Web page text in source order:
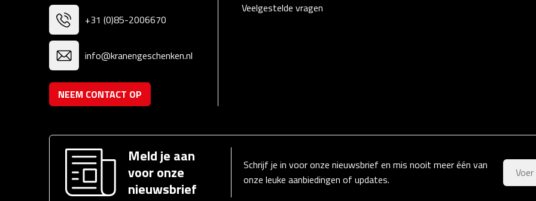
+31 (0)85-2006670
info@kranengeschenken.nl
NEEM CONTACT OP
Veelgestelde vragen
Meld je aan
voor onze
nieuwsbrief
Schrijf je in voor onze nieuwsbrief en mis nooit meer één van
onze leuke aanbiedingen of updates.